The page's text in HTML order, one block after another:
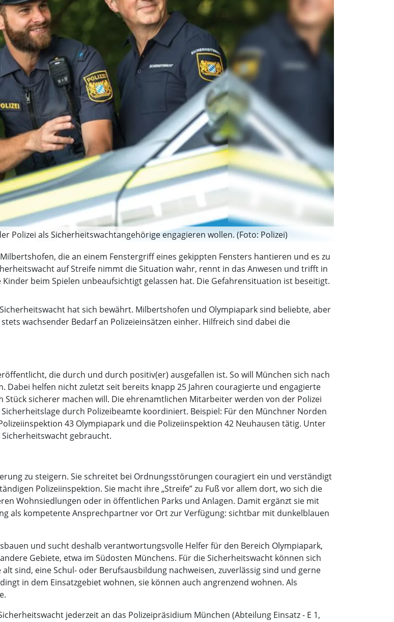
Polizei als Sicherheitswachtangehörige engagieren wollen. (Foto: Polizei)
die an einem Fenstergriff eines gekippten Fensters hantieren und es zu
auf Streife nimmt die Situation wahr, rennt in das Anwesen und trifft in
beim Spielen unbeaufsichtigt gelassen hat. Die Gefahrensituation ist beseitigt.
hat sich bewährt. Milbertshofen und Olympiapark sind beliebte, aber
wachsender Bedarf an Polizeieinsätzen einher. Hilfreich sind dabei die
die durch und durch positiv(er) ausgefallen ist. So will München sich nach
Dabei helfen nicht zuletzt seit bereits knapp 25 Jahren couragierte und engagierte
Stück sicherer machen will. Die ehrenamtlichen Mitarbeiter werden von der Polizei
durch Polizeibeamte koordiniert. Beispiel: Für den Münchner Norden
43 Olympiapark und die Polizeiinspektion 42 Neuhausen tätig. Unter
gebraucht.
zu steigern. Sie schreitet bei Ordnungsstörungen couragiert ein und verständigt
Polizeiinspektion. Sie macht ihre „Streife” zu Fuß vor allem dort, wo sich die
Wohnsiedlungen oder in öffentlichen Parks und Anlagen. Damit ergänzt sie mit
als kompetente Ansprechpartner vor Ort zur Verfügung: sichtbar mit dunkelblauen
und sucht deshalb verantwortungsvolle Helfer für den Bereich Olympiapark,
Gebiete, etwa im Südosten Münchens. Für die Sicherheitswacht können sich
sind, eine Schul- oder Berufsausbildung nachweisen, zuverlässig sind und gerne
in dem Einsatzgebiet wohnen, sie können auch angrenzend wohnen. Als
jederzeit an das Polizeipräsidium München (Abteilung Einsatz - E 1,